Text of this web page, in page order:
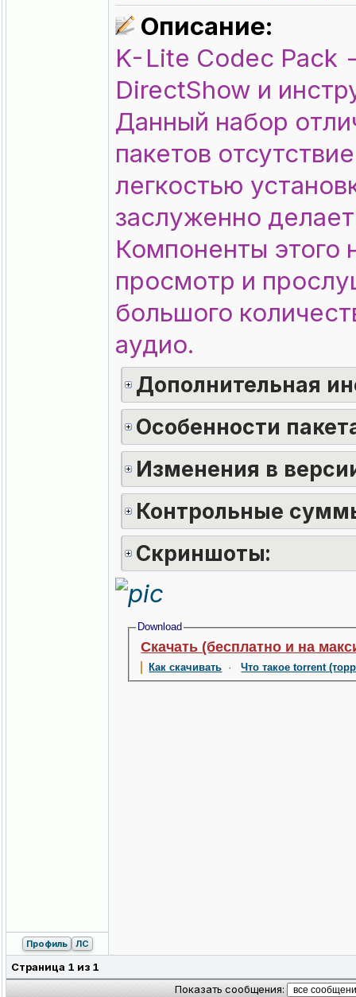
Описание:
K-Lite Codec Pack
DirectShow и
Данный набор
пакетов
легкостью
заслуженно
Компоненты этого
просмотр и
большого
аудио.
Дополнительная
Особенности
Изменения в
Контрольные
Скриншоты:
Download
Скачать (бесплатно и на
Как скачивать ·Что такое torrent
Профиль ЛС
Страница 1 из 1
Показать сообщения: